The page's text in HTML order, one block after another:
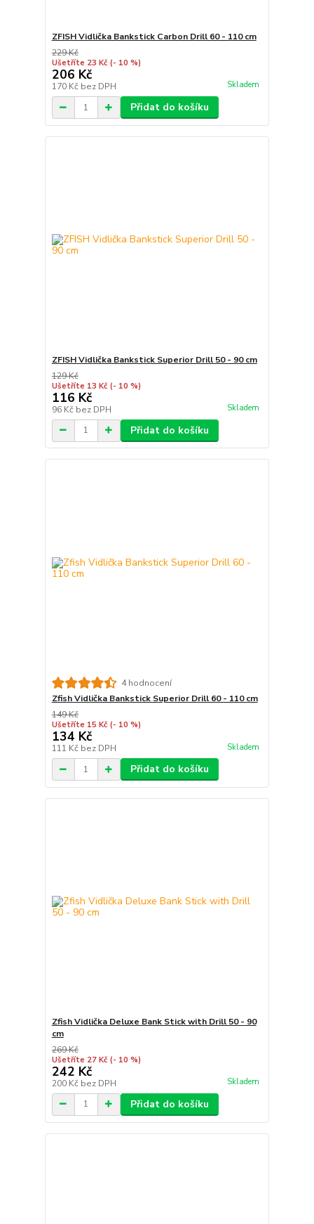
ZFISH Vidlička Bankstick Carbon Drill 60 - 110 cm
229 Kč
Ušetříte 23 Kč (- 10 %)
206 Kč
170 Kč bez DPH Skladem
Přidat do košíku
ZFISH Vidlička Bankstick Superior Drill 50 - 90 cm
129 Kč
Ušetříte 13 Kč (- 10 %)
116 Kč
96 Kč bez DPH Skladem
Přidat do košíku
4 hodnocení
Zfish Vidlička Bankstick Superior Drill 60 - 110 cm
149 Kč
Ušetříte 15 Kč (- 10 %)
134 Kč
111 Kč bez DPH Skladem
Přidat do košíku
Zfish Vidlička Deluxe Bank Stick with Drill 50 - 90
cm
269 Kč
Ušetříte 27 Kč (- 10 %)
242 Kč
200 Kč bez DPH Skladem
Přidat do košíku